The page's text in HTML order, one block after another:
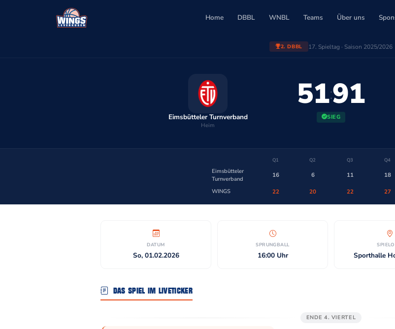
Home DBBL WNBL Teams Über uns
2. DBBL 17. Spieltag · Saison 2025/2026
Eimsbütteler Turnverband
Heim
51:91
SIEG
Q1 Q2 Q3 Q4
Eimsbütteler
Turnverband
16 6 11 18
WINGS 22 20 22 27
DATUM
So, 01.02.2026
SPRUNGBALL
16:00 Uhr Sporthalle
DAS SPIEL IM LIVETICKER
ENDE 4. VIERTEL